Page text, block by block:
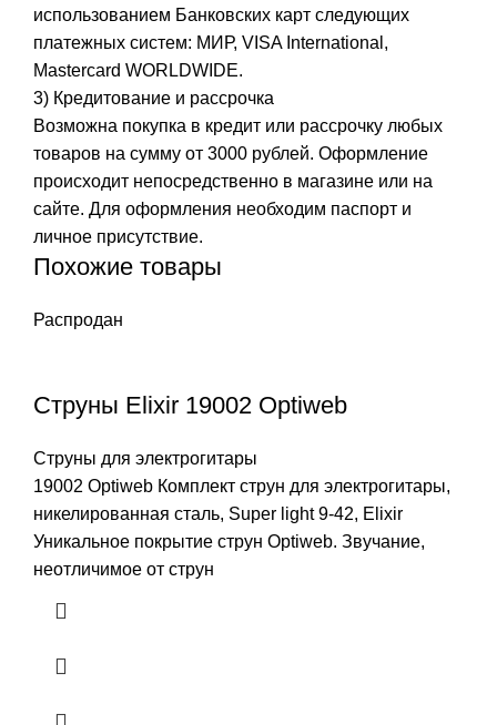
использованием Банковских карт следующих
платежных систем: МИР, VISA International,
Mastercard WORLDWIDE.
3) Кредитование и рассрочка
Возможна покупка в кредит или рассрочку любых
товаров на сумму от 3000 рублей. Оформление
происходит непосредственно в магазине или на
сайте. Для оформления необходим паспорт и
личное присутствие.
Похожие товары
Распродан
Струны Elixir 19002 Optiweb
Струны для электрогитары
19002 Optiweb Комплект струн для электрогитары,
никелированная сталь, Super light 9-42, Elixir
Уникальное покрытие струн Optiweb. Звучание,
неотличимое от струн